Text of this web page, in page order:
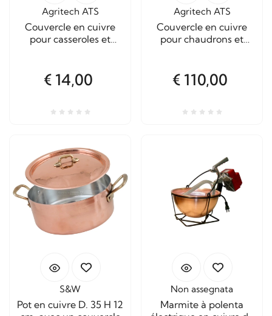
Agritech ATS
Couvercle en cuivre
pour casseroles et
€ 14,00
Agritech ATS
Couvercle en cuivre
pour chaudrons et
€ 110,00
S&W
Pot en cuivre D. 35 H 12
Non assegnata
Marmite à polenta